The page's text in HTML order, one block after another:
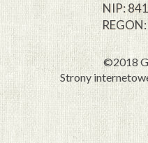
NIP:
©2018
Strony